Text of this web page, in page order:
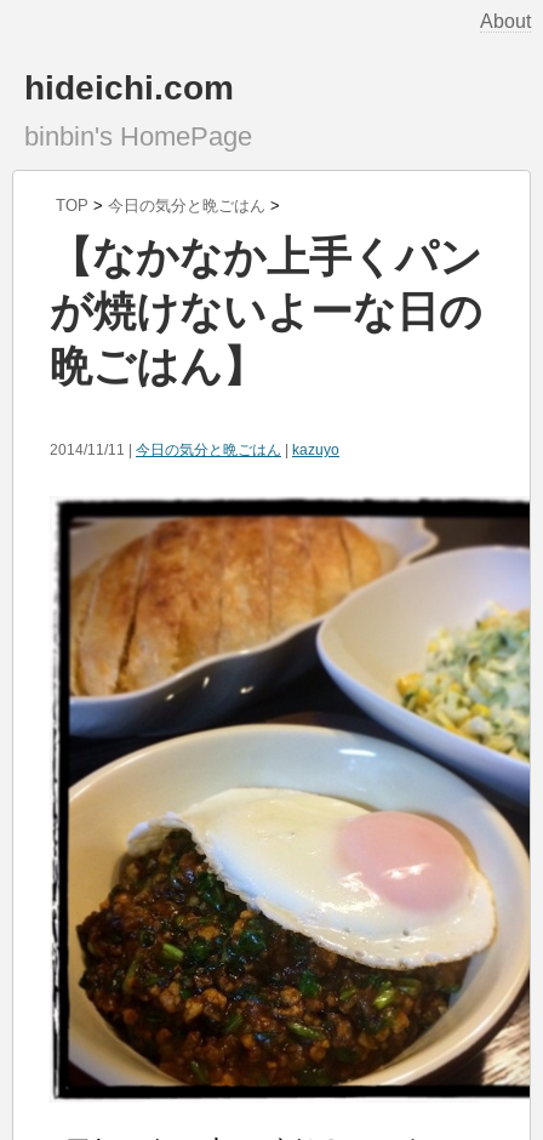
About
hideichi.com
binbin's HomePage
TOP > 今日の気分と晩ごはん >
【なかなか上手くパン
が焼けないよーな日の
晩ごはん】
2014/11/11 | 今日の気分と晩ごはん kazuyo